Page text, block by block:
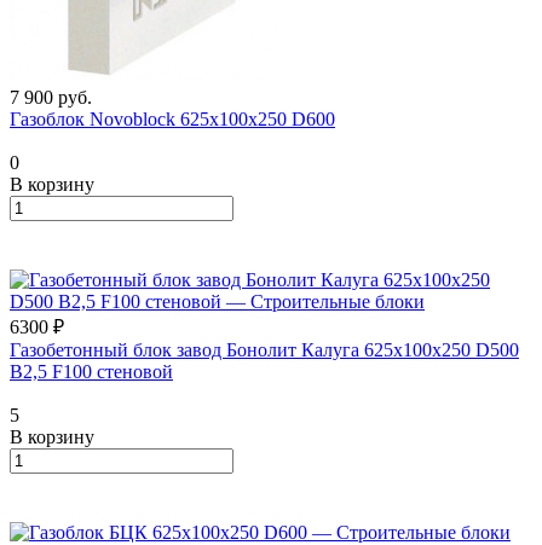
7 900 руб.
Газоблок Novoblock 625х100х250 D600
0
В корзину
6300 ₽
Газобетонный блок завод Бонолит Калуга 625х100х250 D500
B2,5 F100 стеновой
5
В корзину